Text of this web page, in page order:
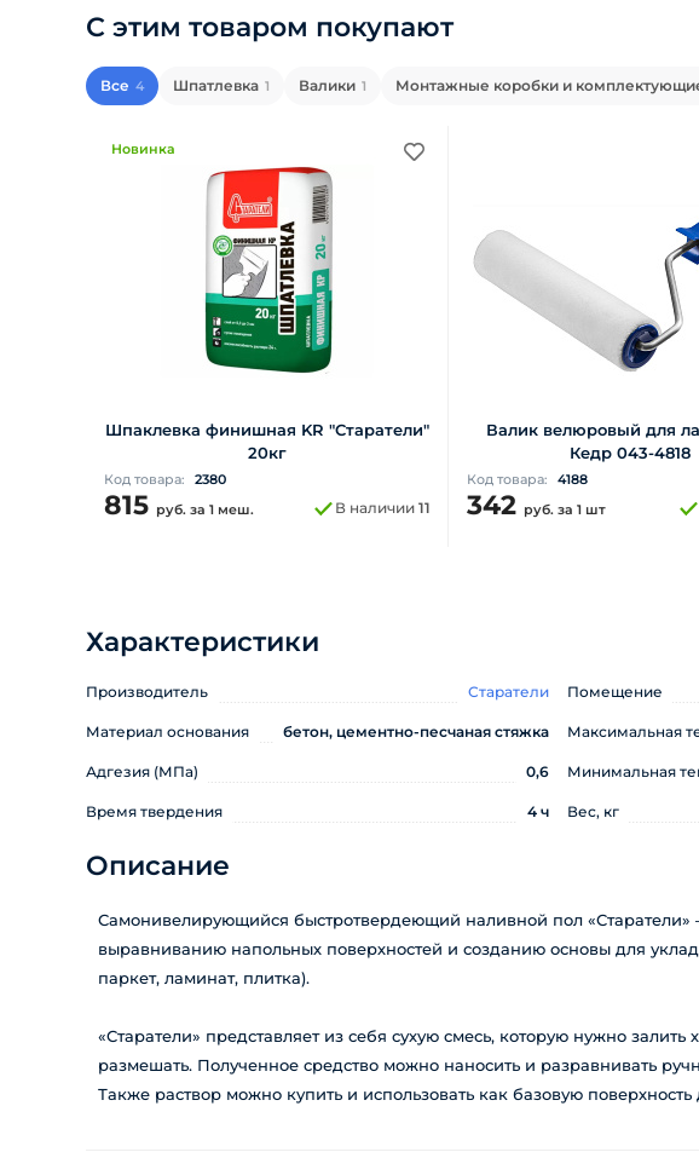
С этим товаром покупают
Все 4 Шпатлевка 1 Валики 1 Монтажные коробки и
Новинка
Шпаклевка финишная KR "Старатели"
20кг
Код товара: 2380
815 руб. за 1 меш. В наличии 11
Валик велюровый для
Кедр 043-4818
Код товара: 4188
342 руб. за 1 шт
Характеристики
Производитель Старатели Помещение
Материал основания бетон, цементно-песчаная стяжка Максимальная
Адгезия (МПа) 0,6 Минимальная
Время твердения 4 ч Вес, кг
Описание
Самонивелирующийся быстротвердеющий наливной пол «Старатели»
выравниванию напольных поверхностей и созданию основы для
паркет, ламинат, плитка).
«Старатели» представляет из себя сухую смесь, которую нужно
размешать. Полученное средство можно наносить и разравнивать
Также раствор можно купить и использовать как базовую